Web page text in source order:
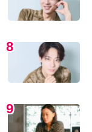
8
9